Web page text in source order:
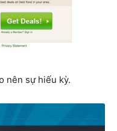
nên sự hiếu kỳ.